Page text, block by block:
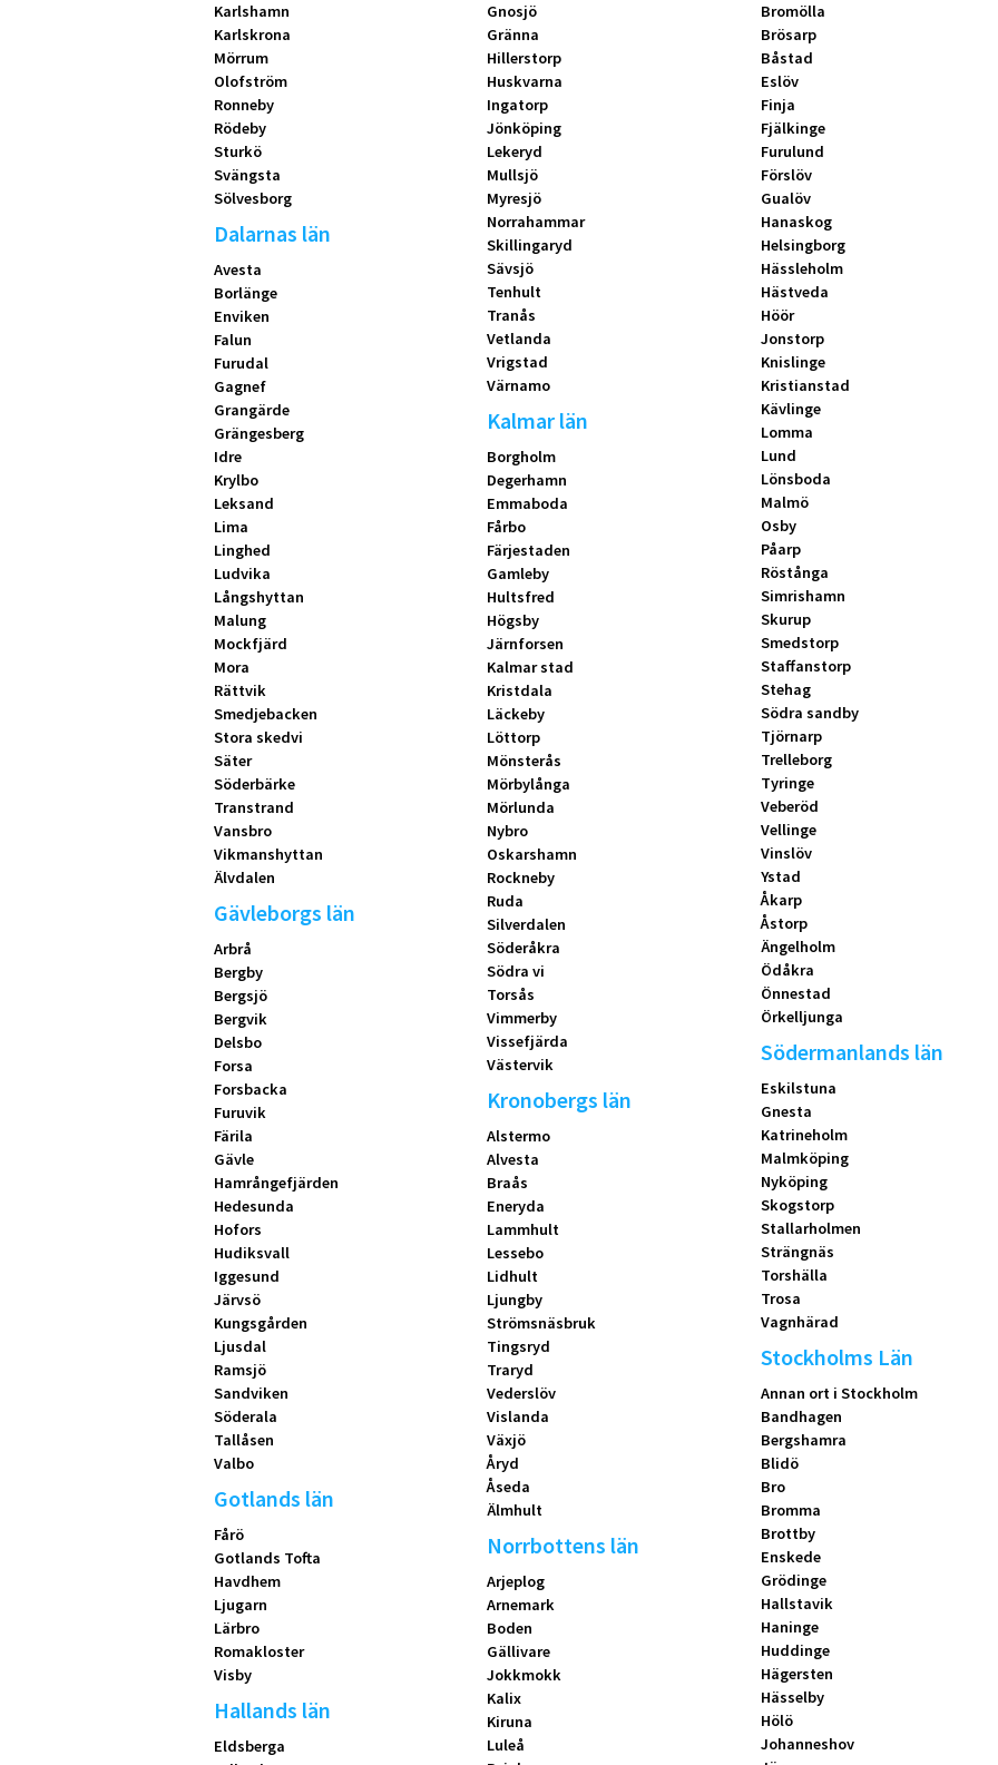
Karlshamn
Karlskrona
Mörrum
Olofström
Ronneby
Rödeby
Sturkö
Svängsta
Sölvesborg
Dalarnas län
Avesta
Borlänge
Enviken
Falun
Furudal
Gagnef
Grangärde
Grängesberg
Idre
Krylbo
Leksand
Lima
Linghed
Ludvika
Långshyttan
Malung
Mockfjärd
Mora
Rättvik
Smedjebacken
Stora skedvi
Säter
Söderbärke
Transtrand
Vansbro
Vikmanshyttan
Älvdalen
Gävleborgs län
Arbrå
Bergby
Bergsjö
Bergvik
Delsbo
Forsa
Forsbacka
Furuvik
Färila
Gävle
Hamrångefjärden
Hedesunda
Hofors
Hudiksvall
Iggesund
Järvsö
Kungsgården
Ljusdal
Ramsjö
Sandviken
Söderala
Tallåsen
Valbo
Gotlands län
Fårö
Gotlands Tofta
Havdhem
Ljugarn
Lärbro
Romakloster
Visby
Hallands län
Eldsberga
Gnosjö
Gränna
Hillerstorp
Huskvarna
Ingatorp
Jönköping
Lekeryd
Mullsjö
Myresjö
Norrahammar
Skillingaryd
Sävsjö
Tenhult
Tranås
Vetlanda
Vrigstad
Värnamo
Kalmar län
Borgholm
Degerhamn
Emmaboda
Fårbo
Färjestaden
Gamleby
Hultsfred
Högsby
Järnforsen
Kalmar stad
Kristdala
Läckeby
Löttorp
Mönsterås
Mörbylånga
Mörlunda
Nybro
Oskarshamn
Rockneby
Ruda
Silverdalen
Söderåkra
Södra vi
Torsås
Vimmerby
Vissefjärda
Västervik
Kronobergs län
Alstermo
Alvesta
Braås
Eneryda
Lammhult
Lessebo
Lidhult
Ljungby
Strömsnäsbruk
Tingsryd
Traryd
Vederslöv
Vislanda
Växjö
Åryd
Åseda
Älmhult
Norrbottens län
Arjeplog
Arnemark
Boden
Gällivare
Jokkmokk
Kalix
Kiruna
Luleå
Bromölla
Brösarp
Båstad
Eslöv
Finja
Fjälkinge
Furulund
Förslöv
Gualöv
Hanaskog
Helsingborg
Hässleholm
Hästveda
Höör
Jonstorp
Knislinge
Kristianstad
Kävlinge
Lomma
Lund
Lönsboda
Malmö
Osby
Påarp
Röstånga
Simrishamn
Skurup
Smedstorp
Staffanstorp
Stehag
Södra sandby
Tjörnarp
Trelleborg
Tyringe
Veberöd
Vellinge
Vinslöv
Ystad
Åkarp
Åstorp
Ängelholm
Ödåkra
Önnestad
Örkelljunga
Södermanlands län
Eskilstuna
Gnesta
Katrineholm
Malmköping
Nyköping
Skogstorp
Stallarholmen
Strängnäs
Torshälla
Trosa
Vagnhärad
Stockholms Län
Annan ort i Stockholm
Bandhagen
Bergshamra
Blidö
Bro
Bromma
Brottby
Enskede
Grödinge
Hallstavik
Haninge
Huddinge
Hägersten
Hässelby
Hölö
Johanneshov